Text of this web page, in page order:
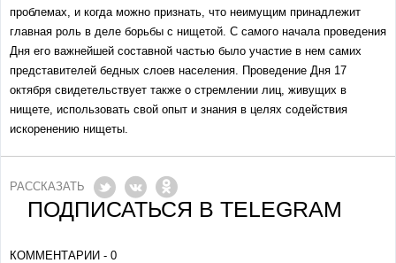
проблемах, и когда можно признать, что неимущим принадлежит
главная роль в деле борьбы с нищетой. С самого начала проведения
Дня его важнейшей составной частью было участие в нем самих
представителей бедных слоев населения. Проведение Дня 17
октября свидетельствует также о стремлении лиц, живущих в
нищете, использовать свой опыт и знания в целях содействия
искоренению нищеты.
РАССКАЗАТЬ
ПОДПИСАТЬСЯ В TELEGRAM
КОММЕНТАРИИ - 0